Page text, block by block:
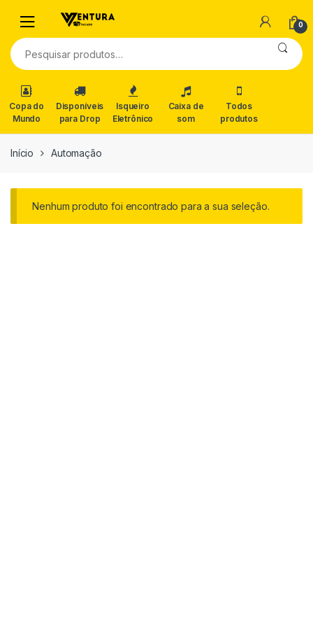
0
Pesquisar
por:
Copa do
Mundo
Disponíveis
para Drop
Isqueiro
Eletrônico
Caixa de
som
Todos
produtos
Início Automação
Nenhum produto foi encontrado para a sua seleção.